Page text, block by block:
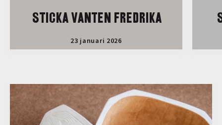
STICKA VANTEN FREDRIKA
23 januari 2026